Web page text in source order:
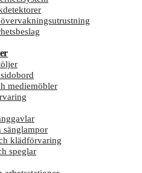
mediemöbler
sänglampor
klädförvaring
speglar